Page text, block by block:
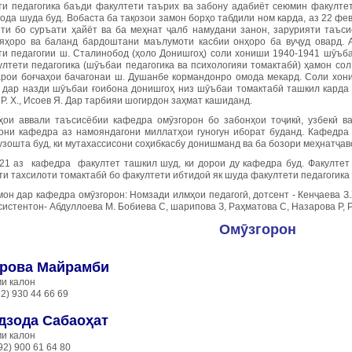
педагогика баъди факултети таърих ва забону адабиёт сеюмин
шуда буд. Вобаста ба тақозои замон борҳо табдили ном карда, аз 22
бо суръати ҳайёт ва ба меҳнат ҷалб намудани занон, зарурияти
ва баланд бардоштани маълумоти касбии онҳоро ба вуҷуд
педагогии ш. Сталинобод (ҳоло Донишгоҳ) соли хониши 1940-1941
педагогика (шӯъбаи педагогика ва психологияи томактабӣ) ҳамон
боғчаҳои бачагонаи ш. Душанбе кормандонро омода мекард. Соли
назди шӯъбаи ғоибона донишгоҳ низ шӯъбаи томактабӣ ташкил
Х., Исоев Я. Дар тарбияи шогирдон заҳмат кашиданд.
аввали таъсисёбии кафедра омӯзгорон бо забонҳои тоҷикӣ, узбекӣ
кафедра аз намояндагони миллатҳои гуногун иборат буданд.
буд, ки мутахассисони соҳибкасбу донишманд ва ба бозори
аз кафедра факултет ташкил шуд, ки дорои ду кафедра буд.
тахсилоти томактабӣ бо факултети ибтидоӣ як шуда факултети
дар кафедра омӯзгорон: Номзади илмҳои педагогӣ, дотсент - Кенҷаева
Абдуллоева М. Бобиева С, шарипова З, Раҳматова С, Назарова
Омӯзгорон
Майрамби
калон
930 44 66 69
Сабаоҳат
калон
900 61 64 80